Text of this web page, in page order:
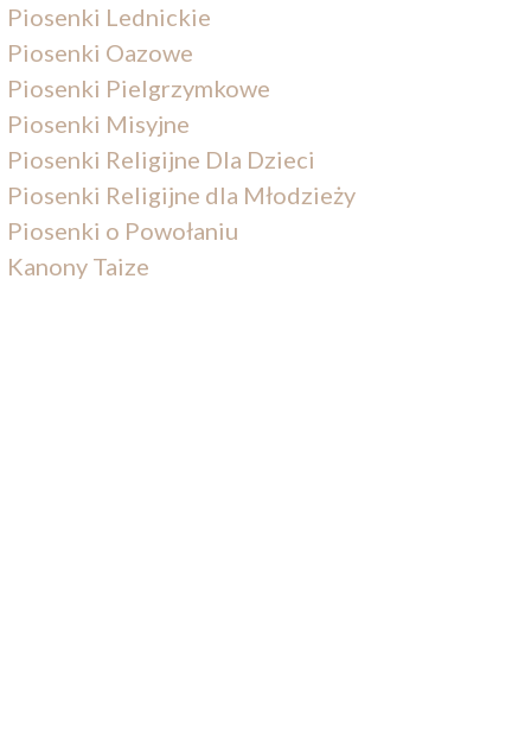
Piosenki Lednickie
Piosenki Oazowe
Piosenki Pielgrzymkowe
Piosenki Misyjne
Piosenki Religijne Dla Dzieci
Piosenki Religijne dla Młodzieży
Piosenki o Powołaniu
Kanony Taize